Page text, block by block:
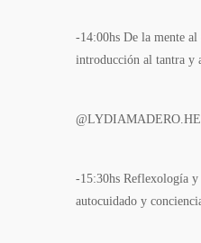
-14:00hs De la mente
introducción al tantra y
-15:30hs Reflexología
autocuidado y